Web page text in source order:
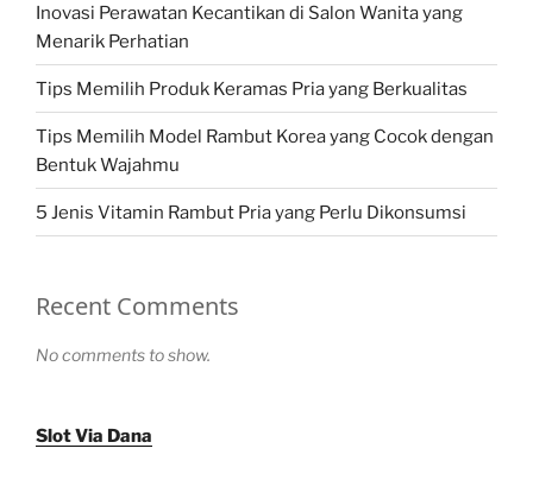
Inovasi Perawatan Kecantikan di Salon Wanita yang
Menarik Perhatian
Tips Memilih Produk Keramas Pria yang Berkualitas
Tips Memilih Model Rambut Korea yang Cocok dengan
Bentuk Wajahmu
5 Jenis Vitamin Rambut Pria yang Perlu Dikonsumsi
Recent Comments
No comments to show.
Slot Via Dana